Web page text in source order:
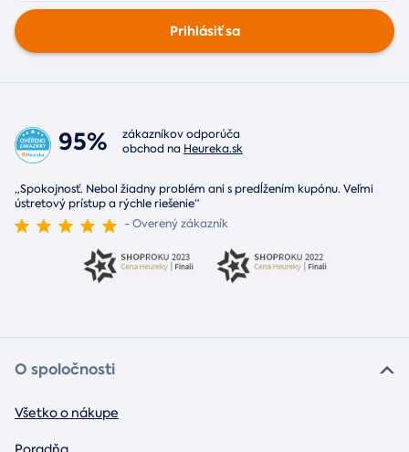
Prihlásiť sa
95%
zákazníkov odporúča
obchod na Heureka.sk
„Spokojnosť. Nebol žiadny problém ani s predĺžením kupónu. Veľmi
ústretový prístup a rýchle riešenie“
- Overený zákazník
O spoločnosti
Všetko o nákupe